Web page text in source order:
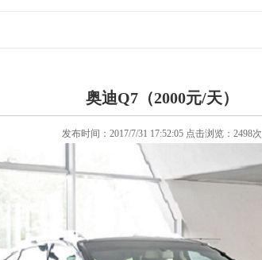
奥迪Q7（2000元/天）
发布时间：2017/7/31 17:52:05 点击浏览：2498次